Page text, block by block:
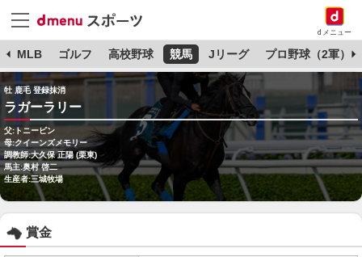
dメニュー
MLB ゴルフ 高校野球 競馬 Jリーグ プロ野球（2軍）
牡 鹿毛 登録抹消
ラガーラリー
父:トニービン
母:クイーンズメモリー
調教師:大久保 正陽 (栗東)
馬主:奥村 啓二
生産者:三城牧場
賞金